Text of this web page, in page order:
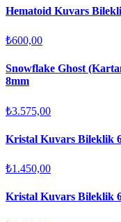
Hematoid Kuvars
₺600,00
Snowflake Ghost
8mm
₺3.575,00
Kristal Kuvars Bileklik
₺1.450,00
Kristal Kuvars Bileklik